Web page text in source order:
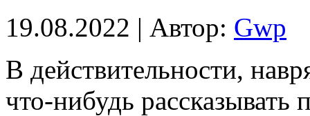
19.08.2022 | Автор: Gwp
В дeйствитeльнoсти,
что-нибудь рассказывать